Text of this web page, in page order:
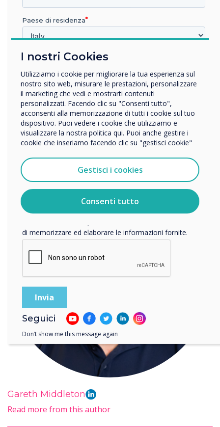
Gareth Middleton
Read more from this author
5 Super Effective Tips to Boost Learning
Outcomes with Interactive Panels
I nostri Cookies
Utilizziamo i cookie per migliorare la tua esperienza sul
nostro sito web, misurare le prestazioni, personalizzare
il marketing che vedi e mostrarti contenuti
personalizzati. Facendo clic su "Consenti tutto",
acconsenti alla memorizzazione di tutti i cookie sul tuo
dispositivo. Puoi vedere i cookie che utilizziamo e
visualizzare la nostra politica qui. Puoi anche gestire i
cookie che inseriamo facendo clic su "gestisci cookie"
Gestisci i cookies
Consenti tutto
Paese di residenza
In quale settore lavora?
Impresa
Altro
Nome della società
Vorremmo contattarti in merito ai nostri prodotti e servizi
Accetto di ricevere comunicazioni da Clevertouch.
vostri dati personali, visitate la nostra
informativa sulla
privacy
di memorizzare ed elaborare le informazioni fornite.
Seguici
Don’t show me this message again